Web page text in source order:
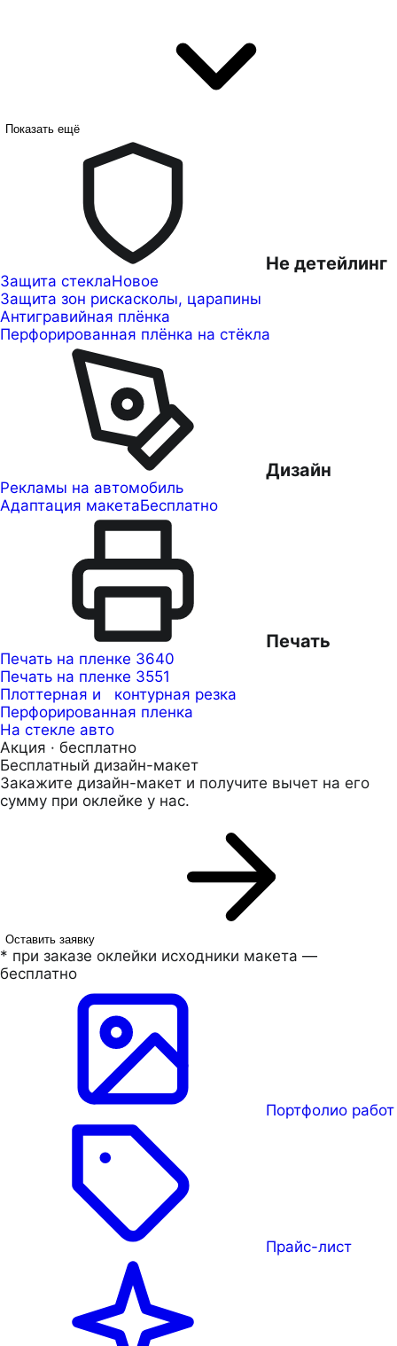
Показать ещё
Не детейлинг
Защита стеклаНовое
Защита зон рискасколы, царапины
Антигравийная плёнка
Перфорированная плёнка на стёкла
Дизайн
Рекламы на автомобиль
Адаптация макетаБесплатно
Печать
Печать на пленке 3640
Печать на пленке 3551
Плоттерная и контурная резка
Перфорированная пленка
На стекле авто
Акция · бесплатно
Бесплатный дизайн-макет
Закажите дизайн-макет и получите вычет на его
сумму при оклейке у нас.
Оставить заявку
* при заказе оклейки исходники макета —
бесплатно
Портфолио работ
Прайс-лист